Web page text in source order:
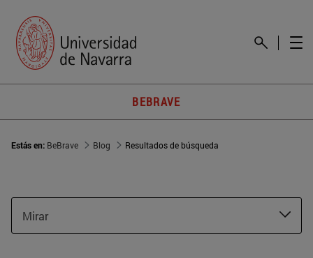
BEBRAVE
Estás en: BeBrave Blog Resultados de búsqueda
Mirar